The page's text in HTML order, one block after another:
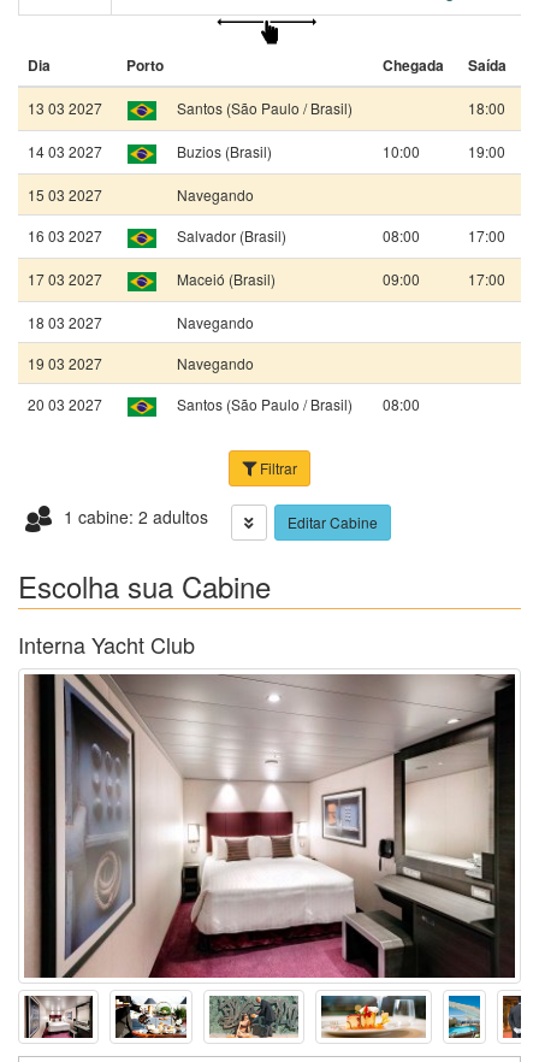
Dia Porto Chegada Saída
13 03 2027 Santos (São Paulo / Brasil) 18:00
14 03 2027 Buzios (Brasil) 10:00 19:00
15 03 2027
Navegando
16 03 2027
Salvador (Brasil) 08:00 17:00
17 03 2027 Maceió (Brasil) 09:00 17:00
18 03 2027
Navegando
19 03 2027
Navegando
20 03 2027
Santos (São Paulo / Brasil) 08:00
Filtrar
1 cabine: 2 adultos Editar Cabine
Escolha sua Cabine
Interna Yacht Club